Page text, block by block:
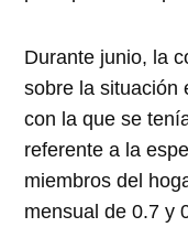
Durante junio, la
sobre la situación
con la que se
referente a la
miembros del
mensual de 0.7 y